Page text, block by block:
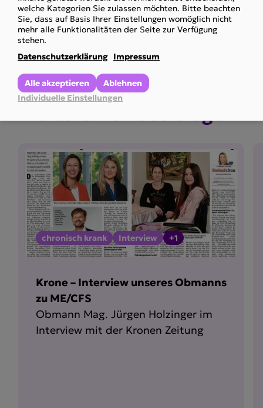
anmelden
Weitere Newsbei­träge
chronisch krank Interview +1
Krone – Interview unseres Obmanns
zu ME/CFS
Obmann Mag. Jürgen Holzinger im
Interview mit der Kronen Zeitung
welche Kategorien Sie zulassen möchten. Bitte beachten
Sie, dass auf Basis Ihrer Einstellungen womöglich nicht
mehr alle Funktionalitäten der Seite zur Verfügung
stehen.
Datenschutzerklärung Impressum
Individuelle Einstellungen
Ablehnen
Alle akzeptieren